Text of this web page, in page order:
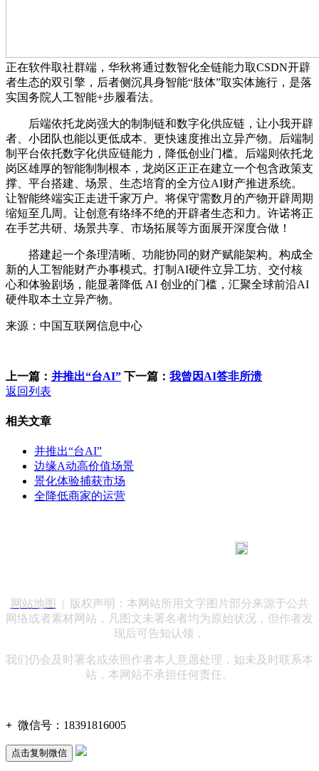
正在软件取社群端，华秋将通过数智化全链能力取CSDN开辟
者生态的双引擎，后者侧沉具身智能“肢体”取实体施行，是落
实国务院人工智能+步履看法。
后端依托龙岗强大的制制链和数字化供应链，让小我开辟
者、小团队也能以更低成本、更快速度推出立异产物。后端制
制平台依托数字化供应链能力，降低创业门槛。后端则依托龙
岗区雄厚的智能制制根本，龙岗区正正在建立一个包含政策支
撑、平台搭建、场景、生态培育的全方位AI财产推进系统。
让智能终端实正走进千家万户。将保守需数月的产物开辟周期
缩短至几周。让创意有络绎不绝的开辟者生态和力。许诺将正
在手艺共研、场景共享、市场拓展等方面展开深度合做！
搭建起一个条理清晰、功能协同的财产赋能架构。构成全
新的人工智能财产办事模式。打制AI硬件立异工坊、交付核
心和体验剧场，能显著降低 AI 创业的门槛，汇聚全球前沿AI
硬件取本土立异产物。
来源：中国互联网信息中心
上一篇： 并推出“台AI” 下一篇： 我曾因AI答非所溃
返回列表
相关文章
并推出“台AI”
边缘A动高价值场景
景化体验捕获市场
全降低商家的运营
网站地图
| 版权声明：本网站所用文字图片部分来源于公共
网络或者素材网站，凡图文未署名者均为原始状况，但作者发
现后可告知认领，
我们仍会及时署名或依照作者本人意愿处理，如未及时联系本
站，本网站不承担任何责任。
+ 微信号： 18391816005
点击复制微信